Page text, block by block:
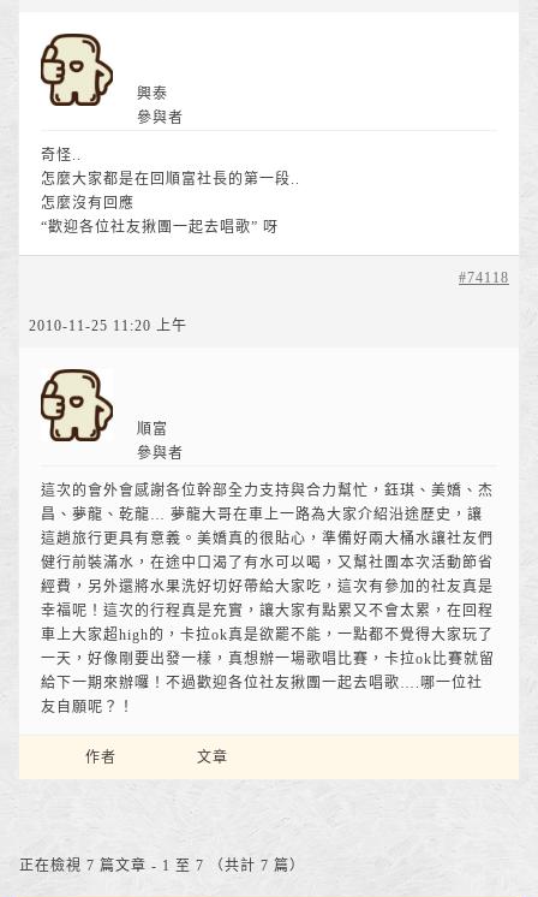
興泰
參與者
奇怪..
怎麼大家都是在回順富社長的第一段..
怎麼沒有回應
“歡迎各位社友揪團一起去唱歌” 呀
2010-11-25 11:20 上午
#74118
順富
參與者
這次的會外會感謝各位幹部全力支持與合力幫忙，鈺琪、美嬌、杰
昌、夢龍、乾龍… 夢龍大哥在車上一路為大家介紹沿途歷史，讓
這趟旅行更具有意義。美嬌真的很貼心，準備好兩大桶水讓社友們
健行前裝滿水，在途中口渴了有水可以喝，又幫社團本次活動節省
經費，另外還將水果洗好切好帶給大家吃，這次有參加的社友真是
幸福呢！這次的行程真是充實，讓大家有點累又不會太累，在回程
車上大家超high的，卡拉ok真是欲罷不能，一點都不覺得大家玩了
一天，好像剛要出發一樣，真想辦一場歌唱比賽，卡拉ok比賽就留
給下一期來辦囉！不過歡迎各位社友揪團一起去唱歌….哪一位社
友自願呢？！
作者 文章
正在檢視 7 篇文章 - 1 至 7 （共計 7 篇）